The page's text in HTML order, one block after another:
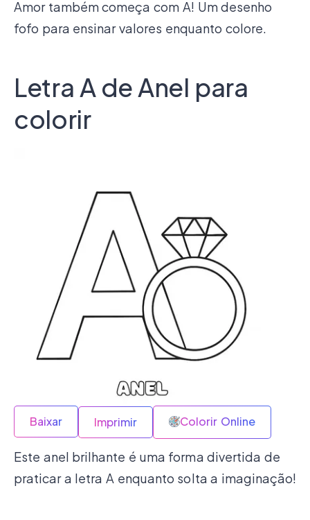
Amor também começa com A! Um desenho
fofo para ensinar valores enquanto colore.
Letra A de Anel para
colorir
Baixar Imprimir Colorir Online
Este anel brilhante é uma forma divertida de
praticar a letra A enquanto solta a imaginação!